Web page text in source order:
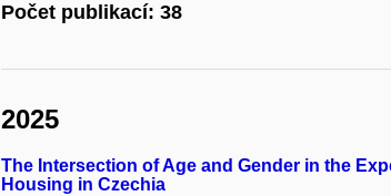
Počet publikací: 38
2025
The Intersection of Age and Gender in the
Housing in Czechia